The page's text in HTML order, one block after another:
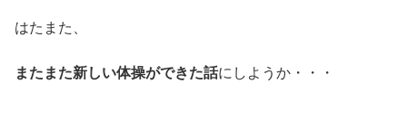
はたまた、
またまた新しい体操ができた話にしようか・・・